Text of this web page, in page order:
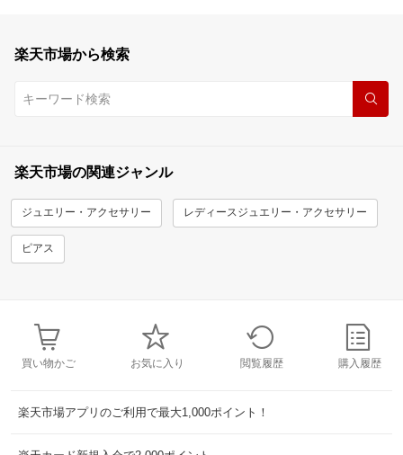
楽天市場から検索
楽天市場の関連ジャンル
ジュエリー・アクセサリー レディースジュエリー・アクセサリー
ピアス
買い物かご お気に入り 閲覧履歴 購入履歴
楽天市場アプリのご利用で最大1,000ポイント！